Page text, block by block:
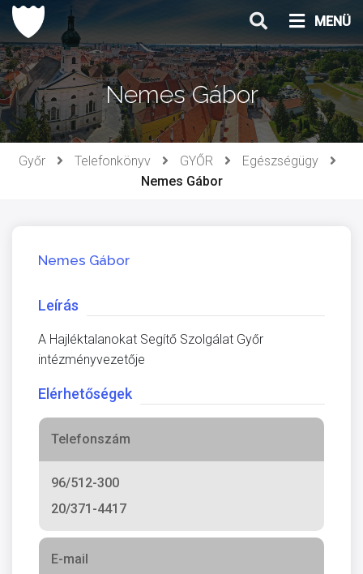
Ugrás
tartalomhoz
MENÜ
Nemes Gábor
Győr Telefonkönyv GYŐR
Egészségügy
Nemes Gábor
Nemes Gábor
Leírás
A Hajléktalanokat Segítő Szolgálat Győr
intézményvezetője
Elérhetőségek
Telefonszám
96/512-300
20/371-4417
E-mail